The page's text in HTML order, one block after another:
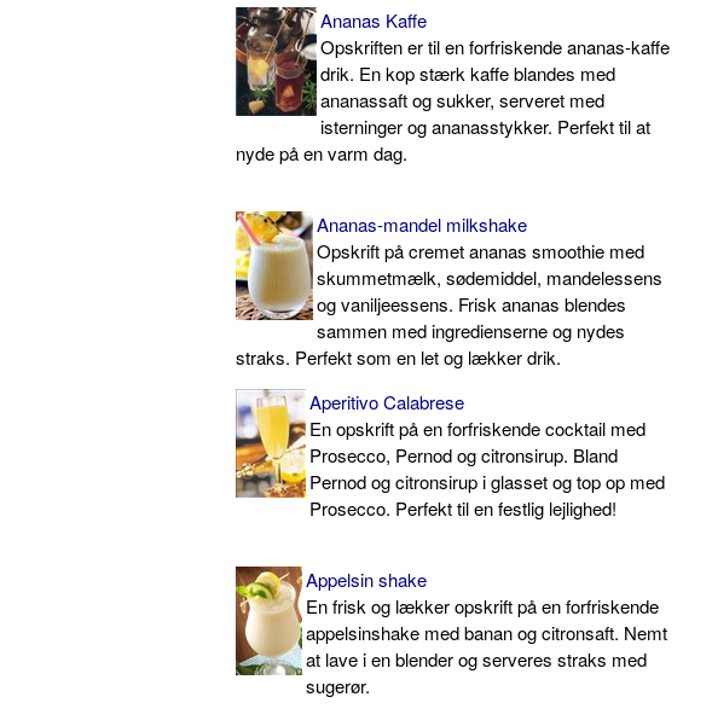
Ananas Kaffe
Opskriften er til en forfriskende ananas-kaffe
drik. En kop stærk kaffe blandes med
ananassaft og sukker, serveret med
isterninger og ananasstykker. Perfekt til at
nyde på en varm dag.
Ananas-mandel milkshake
Opskrift på cremet ananas smoothie med
skummetmælk, sødemiddel, mandelessens
og vaniljeessens. Frisk ananas blendes
sammen med ingredienserne og nydes
straks. Perfekt som en let og lækker drik.
Aperitivo Calabrese
En opskrift på en forfriskende cocktail med
Prosecco, Pernod og citronsirup. Bland
Pernod og citronsirup i glasset og top op med
Prosecco. Perfekt til en festlig lejlighed!
Appelsin shake
En frisk og lækker opskrift på en forfriskende
appelsinshake med banan og citronsaft. Nemt
at lave i en blender og serveres straks med
sugerør.